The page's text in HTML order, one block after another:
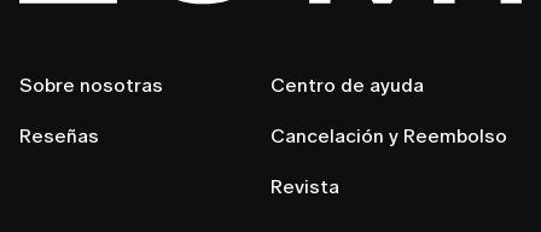
Sobre nosotras
Reseñas
Centro de ayuda
Cancelación y Reembolso
Revista